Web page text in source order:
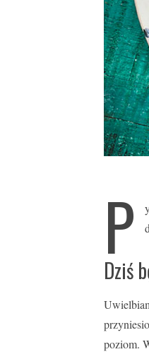
P
Dziś
poziom.